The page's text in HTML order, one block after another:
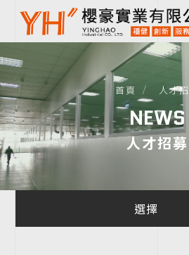
首頁 人才
人才招募
NEWS
選擇